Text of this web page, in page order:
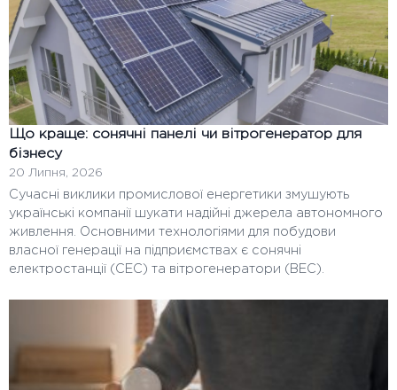
Що краще: сонячні панелі чи вітрогенератор для
бізнесу
20 Липня, 2026
Сучасні виклики промислової енергетики змушують
українські компанії шукати надійні джерела автономного
живлення. Основними технологіями для побудови
власної генерації на підприємствах є сонячні
електростанції (СЕС) та вітрогенератори (ВЕС).